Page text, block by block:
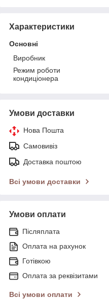
Характеристики
Основні
Виробник
Режим роботи
кондиціонера
Умови доставки
Нова Пошта
Самовивіз
Доставка поштою
Всі умови доставки
Умови оплати
Післяплата
Оплата на рахунок
Готівкою
Оплата за реквізитами
Всі умови оплати